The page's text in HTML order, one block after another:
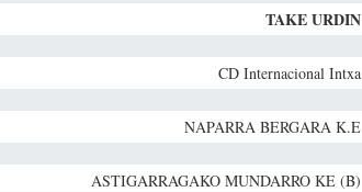
TAKE URDIN
CD Internacional Intxa
NAPARRA BERGARA K.E
ASTIGARRAGAKO MUNDARRO KE (B)